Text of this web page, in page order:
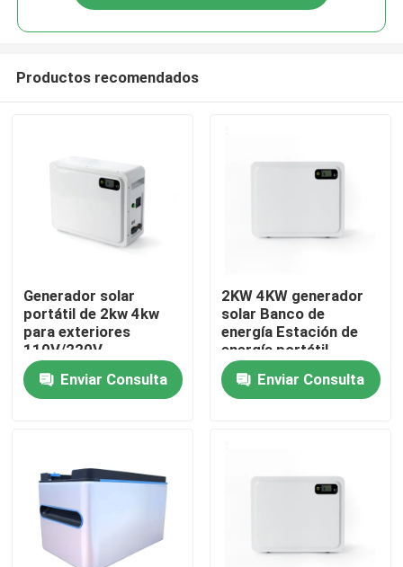
Inicio
VR Show
Sobre nosotros
Productos recomendados
Generador solar
portátil de 2kw 4kw
para exteriores
110V/220V
Almacenamiento de
energía Estación de
energía de batería de
Enviar Consulta
2KW 4KW generador
solar Banco de
energía Estación de
energía portátil
Generador solar
Enviar Consulta